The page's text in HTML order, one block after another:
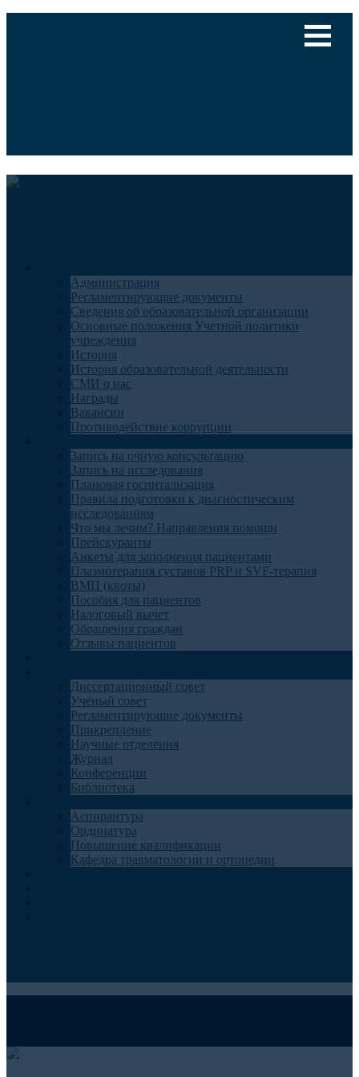
Администрация
Регламентирующие документы
Сведения об образовательной организации
Основные положения Учетной политики
учреждения
История
История образовательной деятельности
СМИ о нас
Награды
Вакансии
Противодействие коррупции
Запись на очную консультацию
Запись на исследования
Плановая госпитализация
Правила подготовки к диагностическим
исследованиям
Что мы лечим? Направления помощи
Прейскуранты
Анкеты для заполнения пациентами
Плазмотерапия суставов PRP и SVF-терапия
ВМП (квоты)
Пособия для пациентов
Налоговый вычет
Обращения граждан
Отзывы пациентов
Диссертационный совет
Учёный совет
Регламентирующие документы
Прикрепление
Научные отделения
Журнал
Конференции
Библиотека
Аспирантура
Ординатура
Повышение квалификации
Кафедра травматологии и ортопедии